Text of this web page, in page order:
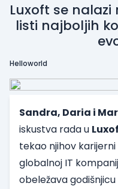
Luxoft se
listi najboljih
Helloworld
Sandra, Daria i
iskustva rada u
tekao njihov
globalnoj IT
obeležava godišnjicu